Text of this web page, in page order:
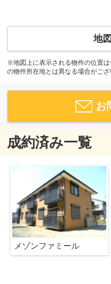
地
※地図上に表示される物件の位置
の物件所在地とは異なる場合がござ
お
成約済み一覧
メゾンファミール